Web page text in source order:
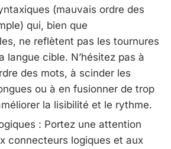
(mauvais ordre des
qui, bien que
ne reflètent pas les tournures
langue cible. N’hésitez pas à
des mots, à scinder les
ou à en fusionner de trop
la lisibilité et le rythme.
: Portez une attention
connecteurs logiques et aux